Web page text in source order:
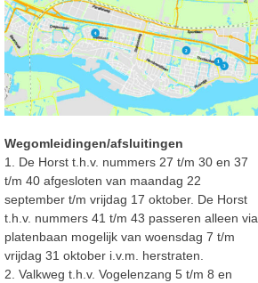
Wegomleidingen/afsluitingen
1. De Horst t.h.v. nummers 27 t/m 30 en 37
t/m 40 afgesloten van maandag 22
september t/m vrijdag 17 oktober. De Horst
t.h.v. nummers 41 t/m 43 passeren alleen via
platenbaan mogelijk van woensdag 7 t/m
vrijdag 31 oktober i .v.m. herstraten.
2. Valkweg t.h.v. Vogelenzang 5 t/m 8 en